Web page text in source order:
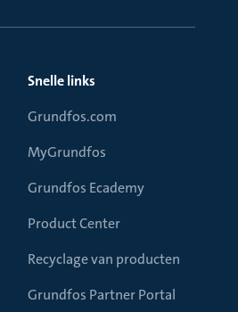
Snelle links
Grundfos.com
MyGrundfos
Grundfos Ecademy
Product Center
Recyclage van producten
Grundfos Partner Portal